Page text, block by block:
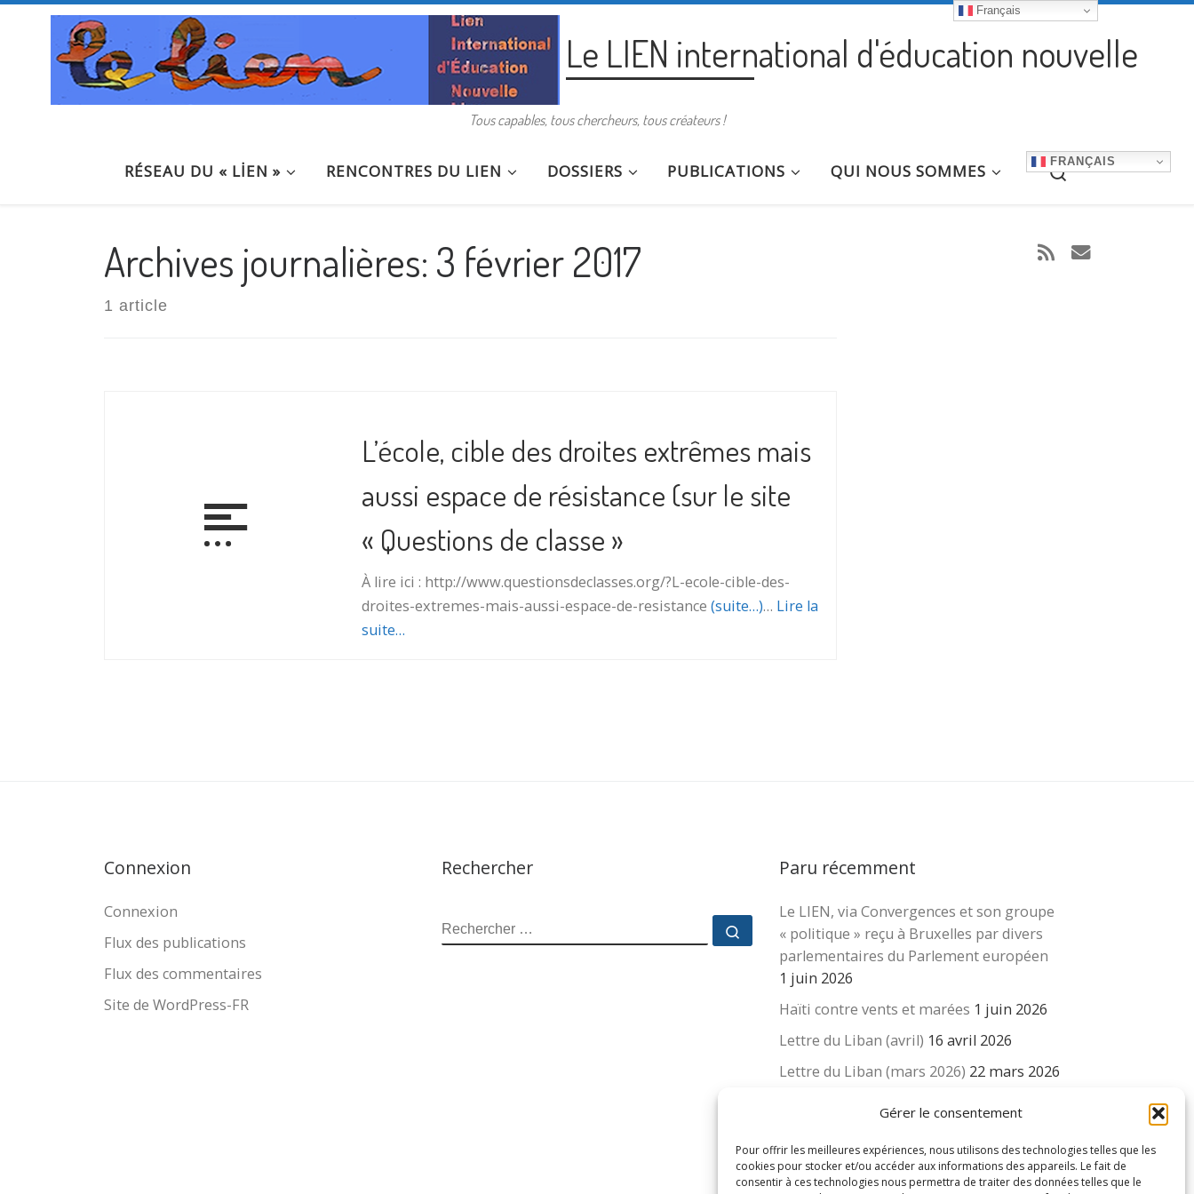
Gérer le consentement
Pour offrir les meilleures expériences, nous utilisons des technologies telles que les
cookies pour stocker et/ou accéder aux informations des appareils. Le fait de
consentir à ces technologies nous permettra de traiter des données telles que le
Passer au contenu
Le LIEN international d'éducation nouvelle
Tous capables, tous chercheurs, tous créateurs !
RÉSEAU DU « LİEN » RENCONTRES DU LIEN DOSSIERS PUBLICATIONS QUI NOUS SOMMES FRANÇAIS
Search
Archives journalières: 3 février 2017
1 article
L’école, cible des droites extrêmes mais
aussi espace de résistance (sur le site
« Questions de classe »
À lire ici : http://www.questionsdeclasses.org/?L-ecole-cible-des-
droites-extremes-mais-aussi-espace-de-resistance (suite…)… Lire la
suite…
Connexion
Connexion
Flux des publications
Flux des commentaires
Site de WordPress-FR
Rechercher
RECHERCHER Rechercher …
Paru récemment
Le LIEN, via Convergences et son groupe
« politique » reçu à Bruxelles par divers
parlementaires du Parlement européen
1 juin 2026
Haïti contre vents et marées 1 juin 2026
Lettre du Liban (avril) 16 avril 2026
Lettre du Liban (mars 2026) 22 mars 2026
La revue « Educateur » décapitée ? L’Éducation
suisse des enseignants….
16 mars 2026
Français